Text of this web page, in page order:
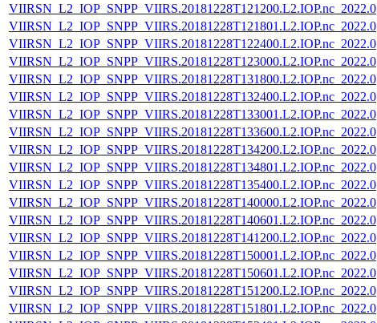
VIIRSN_L2_IOP_SNPP_VIIRS.20181228T121200.L2.IOP.nc_2022.0
VIIRSN_L2_IOP_SNPP_VIIRS.20181228T121801.L2.IOP.nc_2022.0
VIIRSN_L2_IOP_SNPP_VIIRS.20181228T122400.L2.IOP.nc_2022.0
VIIRSN_L2_IOP_SNPP_VIIRS.20181228T123000.L2.IOP.nc_2022.0
VIIRSN_L2_IOP_SNPP_VIIRS.20181228T131800.L2.IOP.nc_2022.0
VIIRSN_L2_IOP_SNPP_VIIRS.20181228T132400.L2.IOP.nc_2022.0
VIIRSN_L2_IOP_SNPP_VIIRS.20181228T133001.L2.IOP.nc_2022.0
VIIRSN_L2_IOP_SNPP_VIIRS.20181228T133600.L2.IOP.nc_2022.0
VIIRSN_L2_IOP_SNPP_VIIRS.20181228T134200.L2.IOP.nc_2022.0
VIIRSN_L2_IOP_SNPP_VIIRS.20181228T134801.L2.IOP.nc_2022.0
VIIRSN_L2_IOP_SNPP_VIIRS.20181228T135400.L2.IOP.nc_2022.0
VIIRSN_L2_IOP_SNPP_VIIRS.20181228T140000.L2.IOP.nc_2022.0
VIIRSN_L2_IOP_SNPP_VIIRS.20181228T140601.L2.IOP.nc_2022.0
VIIRSN_L2_IOP_SNPP_VIIRS.20181228T141200.L2.IOP.nc_2022.0
VIIRSN_L2_IOP_SNPP_VIIRS.20181228T150001.L2.IOP.nc_2022.0
VIIRSN_L2_IOP_SNPP_VIIRS.20181228T150601.L2.IOP.nc_2022.0
VIIRSN_L2_IOP_SNPP_VIIRS.20181228T151200.L2.IOP.nc_2022.0
VIIRSN_L2_IOP_SNPP_VIIRS.20181228T151801.L2.IOP.nc_2022.0